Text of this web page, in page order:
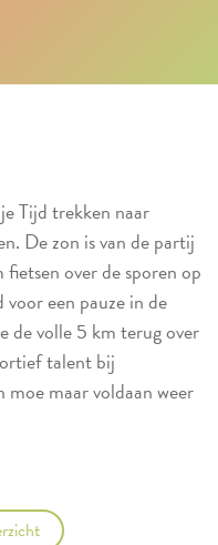
Tijd trekken naar
De zon is van de partij
over de sporen op
een pauze in de
de volle 5 km terug over
talent bij
moe maar voldaan weer